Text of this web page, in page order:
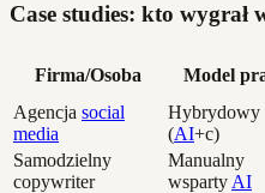
Case studies: kto wygrał
Firma/Osoba Model
Agencja social
media
Hybrydowy
(AI+c)
Samodzielny
copywriter
Manualny
wsparty AI